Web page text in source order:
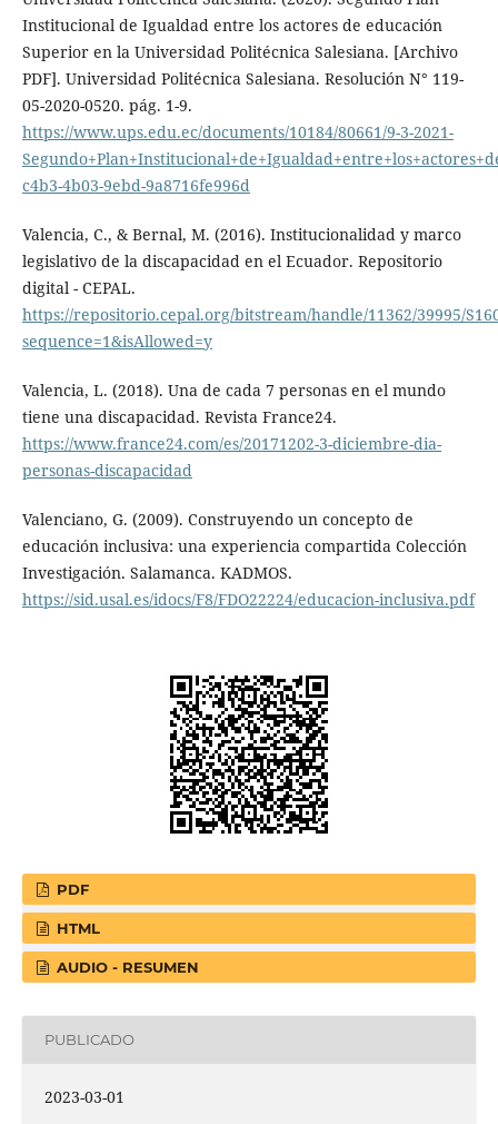
Institucional de Igualdad entre los actores de educación
Superior en la Universidad Politécnica Salesiana. [Archivo
PDF]. Universidad Politécnica Salesiana. Resolución N° 119-
05-2020-0520. pág. 1-9.
https://www.ups.edu.ec/documents/10184/80661/9-3-2021-
c4b3-4b03-9ebd-9a8716fe996d
Valencia, C., & Bernal, M. (2016). Institucionalidad y marco
legislativo de la discapacidad en el Ecuador. Repositorio
digital - CEPAL.
https://repositorio.cepal.org/bitstream/handle/11362/39995/
sequence=1&isAllowed=y
Valencia, L. (2018). Una de cada 7 personas en el mundo
tiene una discapacidad. Revista France24.
https://www.france24.com/es/20171202-3-diciembre-dia-
personas-discapacidad
Valenciano, G. (2009). Construyendo un concepto de
educación inclusiva: una experiencia compartida Colección
Investigación. Salamanca. KADMOS.
https://sid.usal.es/idocs/F8/FDO22224/educacion-inclusiva.pdf
PDF
HTML
AUDIO - RESUMEN
PUBLICADO
2023-03-01